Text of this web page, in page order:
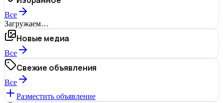
Все
Загружаем…
Новые медиа
Все
Свежие объявления
Все
Разместить объявление